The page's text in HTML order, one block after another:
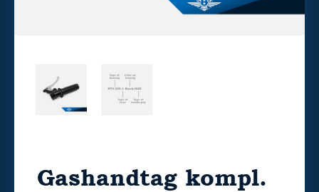
Gashandtag kompl.